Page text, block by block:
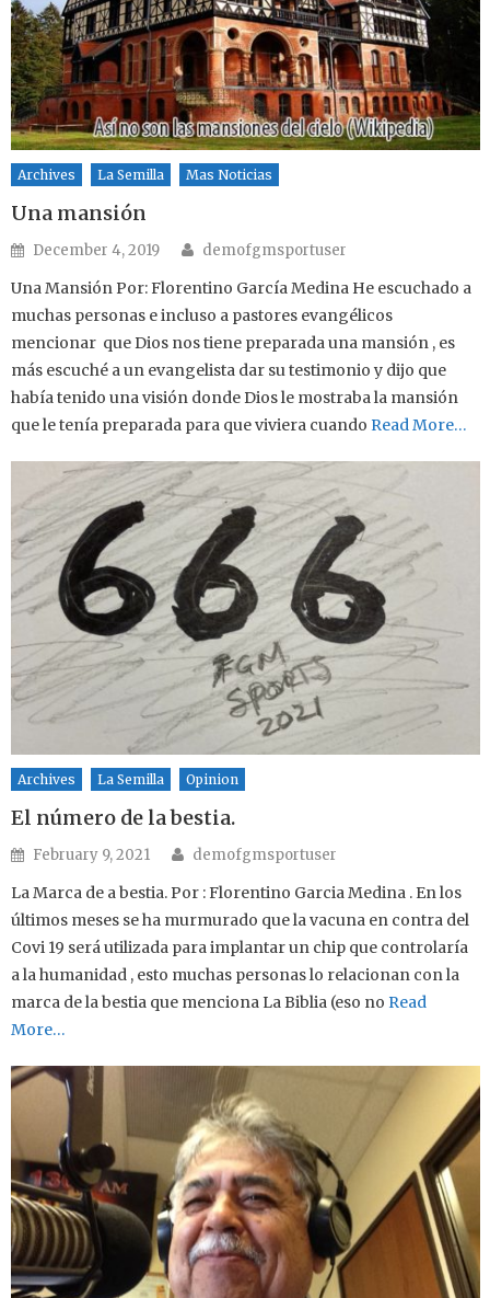
Archives La Semilla Mas Noticias
Una mansión
Posted on
December 4, 2019 Author
demofgmsportuser
Una Mansión Por: Florentino García Medina He escuchado a
muchas personas e incluso a pastores evangélicos
mencionar que Dios nos tiene preparada una mansión , es
más escuché a un evangelista dar su testimonio y dijo que
había tenido una visión donde Dios le mostraba la mansión
que le tenía preparada para que viviera cuando Read More…
Archives La Semilla Opinion
El número de la bestia.
Posted on
February 9, 2021 Author
demofgmsportuser
La Marca de a bestia. Por : Florentino Garcia Medina . En los
últimos meses se ha murmurado que la vacuna en contra del
Covi 19 será utilizada para implantar un chip que controlaría
a la humanidad , esto muchas personas lo relacionan con la
marca de la bestia que menciona La Biblia (eso no Read
More…